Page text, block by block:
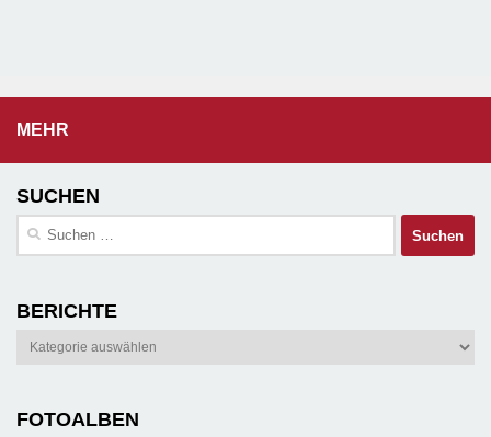
MEHR
SUCHEN
Suchen
BERICHTE
Berichte
FOTOALBEN